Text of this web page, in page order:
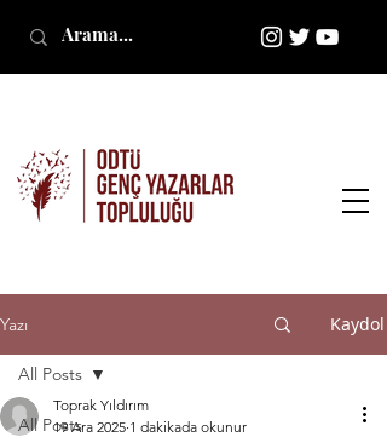
Yazı Kaydol
All Posts
All Posts
Toprak Yıldırım
19 Ara 2025 1 dakikada okunur